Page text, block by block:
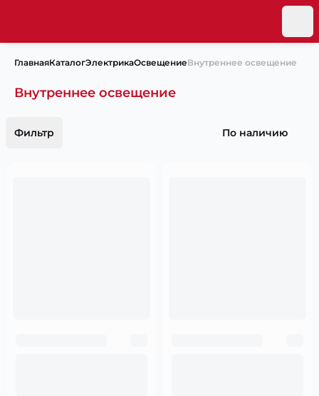
ГлавнаяКаталогЭлектрикаОсвещениеВнутреннее освещение
Внутреннее освещение
Фильтр По наличию